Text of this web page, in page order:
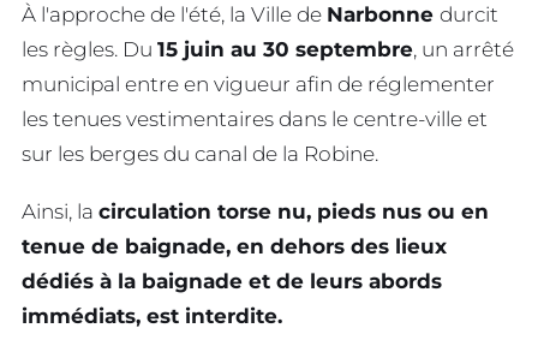
À l'approche de l'été, la Ville de Narbonne durcit
les règles. Du 15 juin au 30 septembre, un arrêté
municipal entre en vigueur afin de réglementer
les tenues vestimentaires dans le centre-ville et
sur les berges du canal de la Robine.
Ainsi, la circulation torse nu, pieds nus ou en
tenue de baignade, en dehors des lieux
dédiés à la baignade et de leurs abords
immédiats, est interdite.